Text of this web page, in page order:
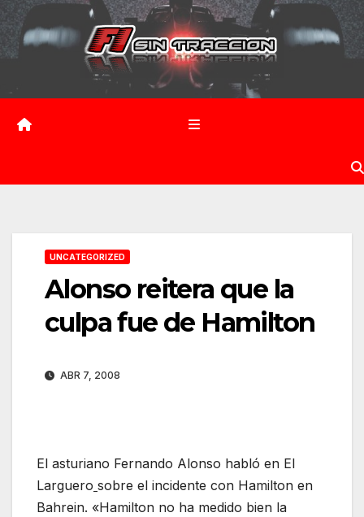
Saltar
contenido
UNCATEGORIZED
Alonso reitera que la
culpa fue de Hamilton
ABR 7, 2008
El asturiano Fernando Alonso habló en El
Larguero sobre el incidente con Hamilton en
Bahrein. «Hamilton no ha medido bien la